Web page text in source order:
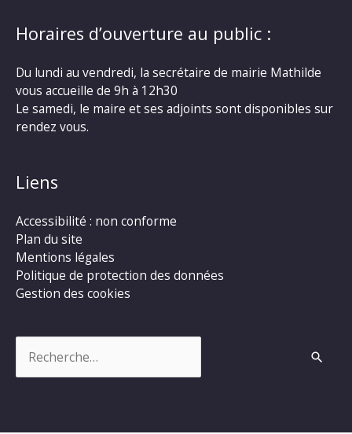
Horaires d’ouverture au public :
Du lundi au vendredi, la secrétaire de mairie Mathilde
vous accueille de 9h à 12h30
Le samedi, le maire et ses adjoints sont disponibles sur
rendez vous.
Liens
Accessibilité : non conforme
Plan du site
Mentions légales
Politique de protection des données
Gestion des cookies